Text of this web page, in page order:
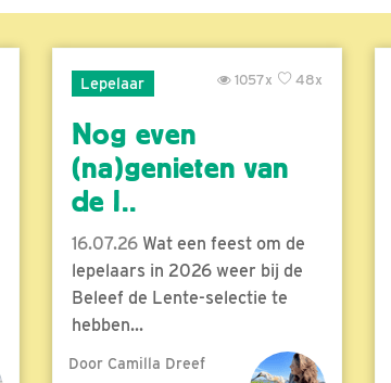
Lepelaar 48x
1057x
Nog even
(na)genieten van
de l..
16.07.26Wat een feest om de
lepelaars in 2026 weer bij de
Beleef de Lente-selectie te
hebben...
Lees meer
Door Camilla Dreef